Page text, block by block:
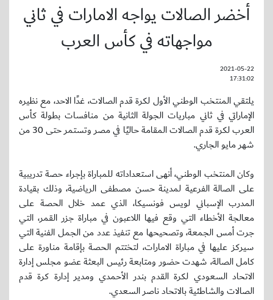
أخضر الصالات يواجه الامارات في ثاني
مواجهاته في كأس العرب
2021-05-22
17:31:02
يلتقي المنتخب الوطني الأول لكرة قدم الصالات، غدًا الاحد، مع نظيره
الإماراتي في ثاني مباريات الجولة الثانية من منافسات بطولة كأس
العرب لكرة قدم الصالات المقامة حاليًا في مصر وتستمر حتى 30 من
شهر مايو الجاري.
وكان المنتخب الوطني، أنهى استعداداته للمباراة بإجراء حصة تدريبية
على الصالة الفرعية لمدينة حسن مصطفى الرياضية، وذلك بقيادة
المدرب الإسباني لويس فونسيكا، الذي عمد خلال الحصة على
معالجة الأخطاء التي وقع فيها اللاعبون في مباراة جزر القمر، التي
جرت أمس الجمعة، وتصحيحها مع تنفيذ عدد من الجمل الفنية التي
سيركز عليها في مباراة الامارات، لتختتم الحصة بإقامة مناورة على
كامل الصالة، شهدت حضور ومتابعة رئيس البعثة عضو مجلس إدارة
الاتحاد السعودي لكرة القدم بندر الأحمدي ومدير إدارة كرة قدم
الصالات والشاطئية بالاتحاد ناصر السعدي.